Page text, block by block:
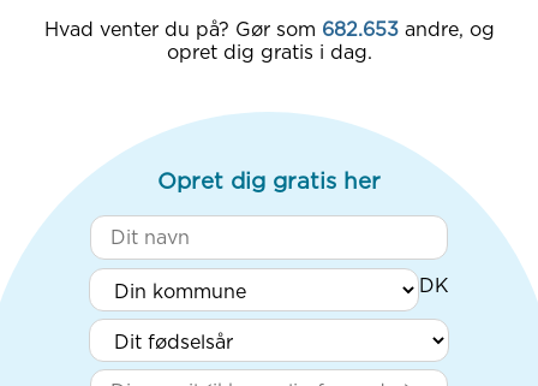
Hvad venter du på? Gør som 682.653 andre, og
opret dig gratis i dag.
Opret dig gratis her